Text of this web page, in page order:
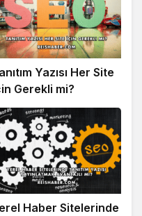
Yazısı Her Site
Gerekli mi?
Haber Sitelerinde